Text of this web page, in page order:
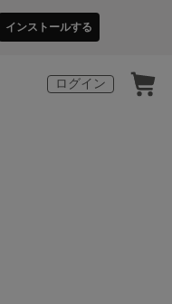
インストールする
ログイン